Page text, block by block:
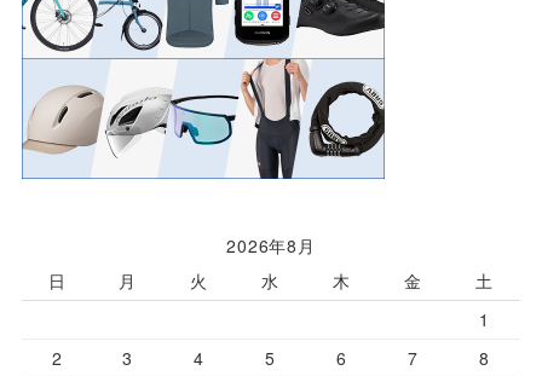
2026年8月
日
月 火 水 木 金
土
1
2
3 4 5 6 7
8